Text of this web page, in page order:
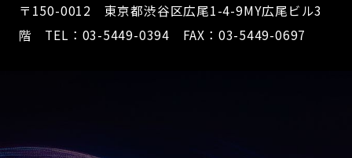
〒150-0012 東京都渋谷区広尾1-4-9MY広尾ビル3
階 TEL：03-5449-0394 FAX：03-5449-0697